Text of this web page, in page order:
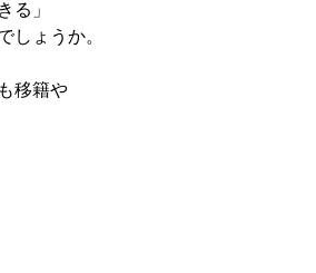
る」
しょうか。
移籍や